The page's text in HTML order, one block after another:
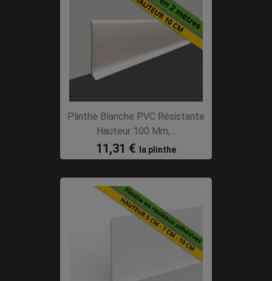
Plinthe Blanche PVC Résistante
Hauteur 100 Mm,...
11,31 € la plinthe